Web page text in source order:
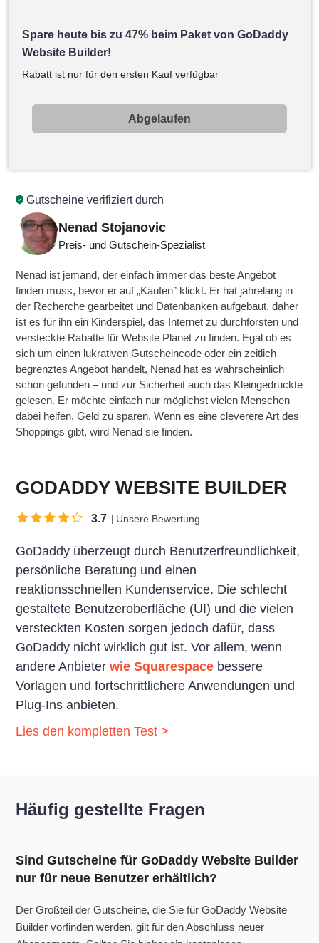
Gutscheine verifiziert durch
Nenad Stojanovic
Preis- und Gutschein-Spezialist
Nenad ist jemand, der einfach immer das beste Angebot
finden muss, bevor er auf „Kaufen” klickt. Er hat jahrelang in
der Recherche gearbeitet und Datenbanken aufgebaut, daher
ist es für ihn ein Kinderspiel, das Internet zu durchforsten und
versteckte Rabatte für Website Planet zu finden. Egal ob es
sich um einen lukrativen Gutscheincode oder ein zeitlich
begrenztes Angebot handelt, Nenad hat es wahrscheinlich
schon gefunden – und zur Sicherheit auch das Kleingedruckte
gelesen. Er möchte einfach nur möglichst vielen Menschen
dabei helfen, Geld zu sparen. Wenn es eine cleverere Art des
Shoppings gibt, wird Nenad sie finden.
Spare heute bis zu 47% beim Paket von GoDaddy
Website Builder!
Rabatt ist nur für den ersten Kauf verfügbar
Abgelaufen
GODADDY WEBSITE BUILDER
3.7 Unsere Bewertung
GoDaddy überzeugt durch Benutzerfreundlichkeit,
persönliche Beratung und einen
reaktionsschnellen Kundenservice. Die schlecht
gestaltete Benutzeroberfläche (UI) und die vielen
versteckten Kosten sorgen jedoch dafür, dass
GoDaddy nicht wirklich gut ist. Vor allem, wenn
andere Anbieterwie Squarespace bessere
Vorlagen und fortschrittlichere Anwendungen und
Plug-Ins anbieten.
Lies den kompletten Test >
Häufig gestellte Fragen
Sind Gutscheine für GoDaddy Website Builder
nur für neue Benutzer erhältlich?
Der Großteil der Gutscheine, die Sie für GoDaddy Website
Builder vorfinden werden, gilt für den Abschluss neuer